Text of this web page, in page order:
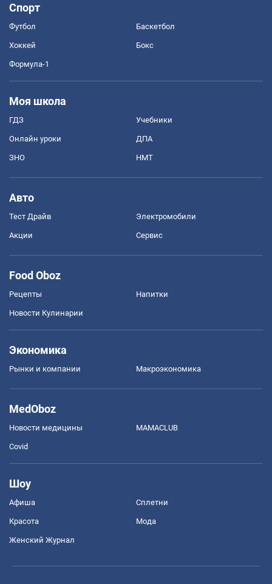
Спорт
Футбол Баскетбол
Хоккей Бокс
Формула-1
Моя школа
ГДЗ Учебники
Онлайн уроки ДПА
ЗНО НМТ
Авто
Тест Драйв Электромобили
Акции Сервис
Food Oboz
Рецепты Напитки
Новости Кулинарии
Экономика
Рынки и компании Mакроэкономика
MedOboz
Новости медицины MAMACLUB
Covid
Шоу
Афиша Сплетни
Красота Мода
Женский Журнал